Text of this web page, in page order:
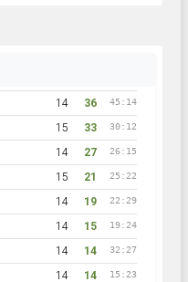
14 36 45:14
15 33 30:12
14 27 26:15
15 21 25:22
14 19 22:29
14 15 19:24
14 14 32:27
14 14 15:23